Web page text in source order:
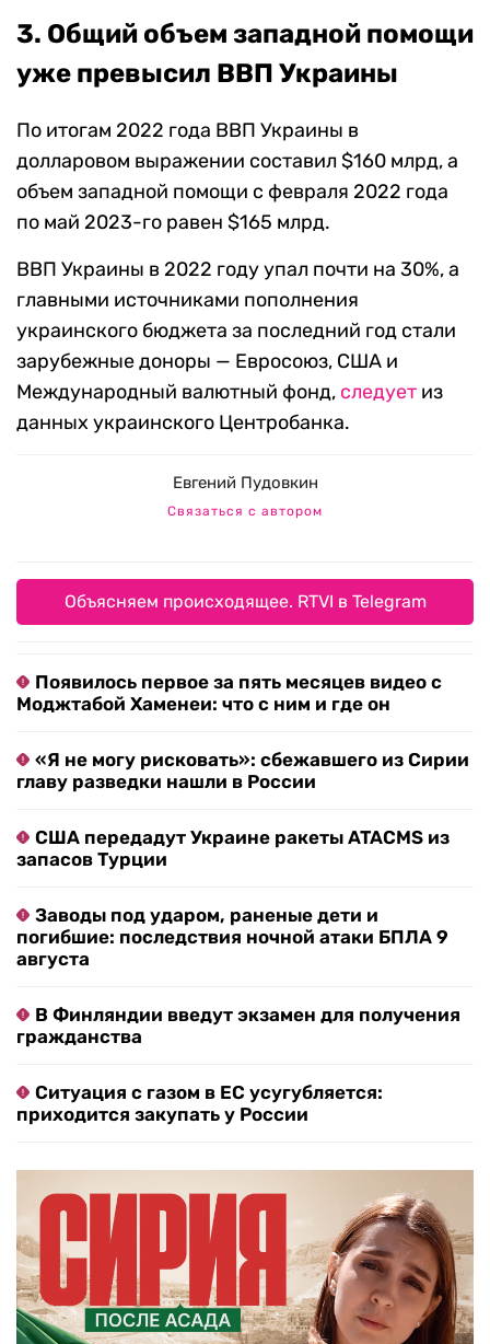
3. Общий объем западной помощи
уже превысил ВВП Украины
По итогам 2022 года ВВП Украины в
долларовом выражении составил $160 млрд, а
объем западной помощи с февраля 2022 года
по май 2023-го равен $165 млрд.
ВВП Украины в 2022 году упал почти на 30%, а
главными источниками пополнения
украинского бюджета за последний год стали
зарубежные доноры — Евросоюз, США и
Международный валютный фонд, следует из
данных украинского Центробанка.
Евгений Пудовкин
Связаться с автором
Объясняем происходящее. RTVI в Telegram
Появилось первое за пять месяцев видео с
Моджтабой Хаменеи: что с ним и где он
«Я не могу рисковать»: сбежавшего из Сирии
главу разведки нашли в России
США передадут Украине ракеты ATACMS из
запасов Турции
Заводы под ударом, раненые дети и
погибшие: последствия ночной атаки БПЛА 9
августа
В Финляндии введут экзамен для получения
гражданства
Ситуация с газом в ЕС усугубляется:
приходится закупать у России